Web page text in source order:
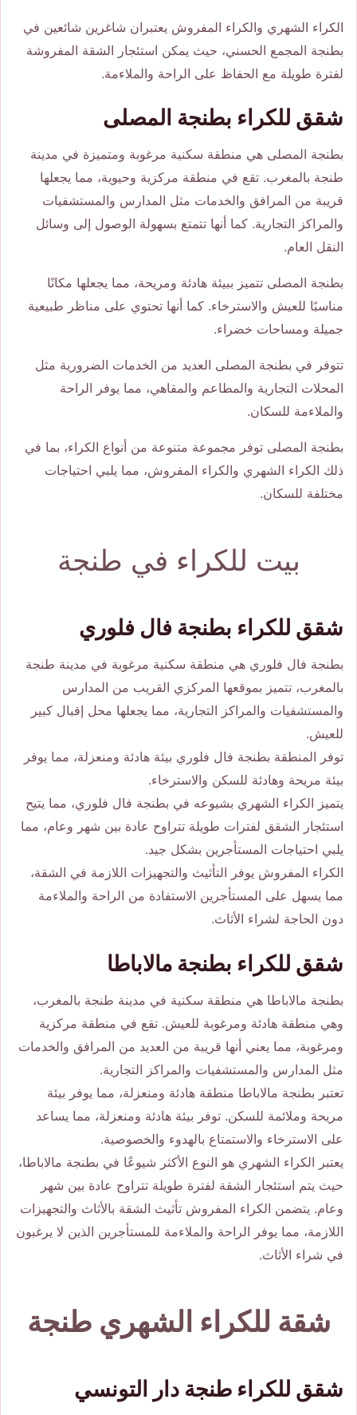
الكراء الشهري والكراء المفروش يعتبران شاغرين شائعين في
بطنجة المجمع الحسني، حيث يمكن استئجار الشقة المفروشة
لفترة طويلة مع الحفاظ على الراحة والملاءمة.
شقق للكراء بطنجة المصلى
بطنجة المصلى هي منطقة سكنية مرغوبة ومتميزة في مدينة
طنجة بالمغرب. تقع في منطقة مركزية وحيوية، مما يجعلها
قريبة من المرافق والخدمات مثل المدارس والمستشفيات
والمراكز التجارية. كما أنها تتمتع بسهولة الوصول إلى وسائل
النقل العام.
بطنجة المصلى تتميز ببيئة هادئة ومريحة، مما يجعلها مكانًا
مناسبًا للعيش والاسترخاء. كما أنها تحتوي على مناظر طبيعية
جميلة ومساحات خضراء.
تتوفر في بطنجة المصلى العديد من الخدمات الضرورية مثل
المحلات التجارية والمطاعم والمقاهي، مما يوفر الراحة
والملاءمة للسكان.
بطنجة المصلى توفر مجموعة متنوعة من أنواع الكراء، بما في
ذلك الكراء الشهري والكراء المفروش، مما يلبي احتياجات
مختلفة للسكان.
بيت للكراء في طنجة
شقق للكراء بطنجة فال فلوري
بطنجة فال فلوري هي منطقة سكنية مرغوبة في مدينة طنجة
بالمغرب، تتميز بموقعها المركزي القريب من المدارس
والمستشفيات والمراكز التجارية، مما يجعلها محل إقبال كبير
للعيش.
توفر المنطقة بطنجة فال فلوري بيئة هادئة ومنعزلة، مما يوفر
بيئة مريحة وهادئة للسكن والاسترخاء.
يتميز الكراء الشهري بشيوعه في بطنجة فال فلوري، مما يتيح
استئجار الشقق لفترات طويلة تتراوح عادة بين شهر وعام، مما
يلبي احتياجات المستأجرين بشكل جيد.
الكراء المفروش يوفر التأثيث والتجهيزات اللازمة في الشقة،
مما يسهل على المستأجرين الاستفادة من الراحة والملاءمة
دون الحاجة لشراء الأثاث.
شقق للكراء بطنجة مالاباطا
بطنجة مالاباطا هي منطقة سكنية في مدينة طنجة بالمغرب،
وهي منطقة هادئة ومرغوبة للعيش. تقع في منطقة مركزية
ومرغوبة، مما يعني أنها قريبة من العديد من المرافق والخدمات
مثل المدارس والمستشفيات والمراكز التجارية.
تعتبر بطنجة مالاباطا منطقة هادئة ومنعزلة، مما يوفر بيئة
مريحة وملائمة للسكن. توفر بيئة هادئة ومنعزلة، مما يساعد
على الاسترخاء والاستمتاع بالهدوء والخصوصية.
يعتبر الكراء الشهري هو النوع الأكثر شيوعًا في بطنجة مالاباطا،
حيث يتم استئجار الشقة لفترة طويلة تتراوح عادة بين شهر
وعام. يتضمن الكراء المفروش تأثيث الشقة بالأثاث والتجهيزات
اللازمة، مما يوفر الراحة والملاءمة للمستأجرين الذين لا يرغبون
في شراء الأثاث.
شقة للكراء الشهري طنجة
شقق للكراء طنجة دار التونسي